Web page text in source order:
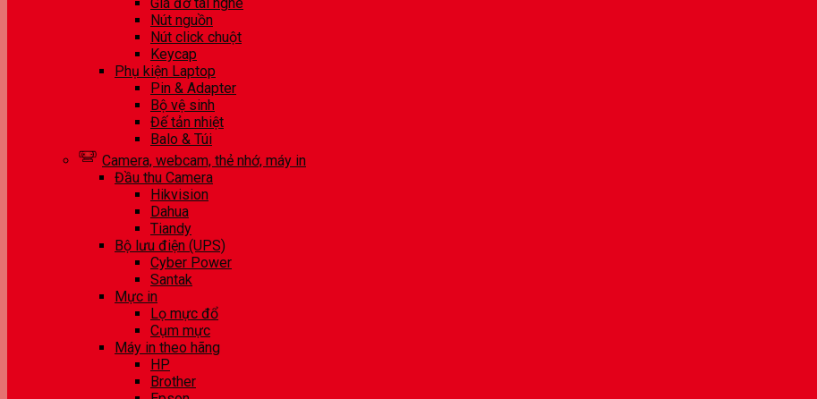
Nút nguồn
Nút click chuột
Keycap
Phụ kiện Laptop
Pin & Adapter
Bộ vệ sinh
Đế tản nhiệt
Balo & Túi
Camera, webcam, thẻ nhớ, máy in
Đầu thu Camera
Hikvision
Dahua
Tiandy
Bộ lưu điện (UPS)
Cyber Power
Santak
Mực in
Lọ mực đổ
Cụm mực
Máy in theo hãng
HP
Brother